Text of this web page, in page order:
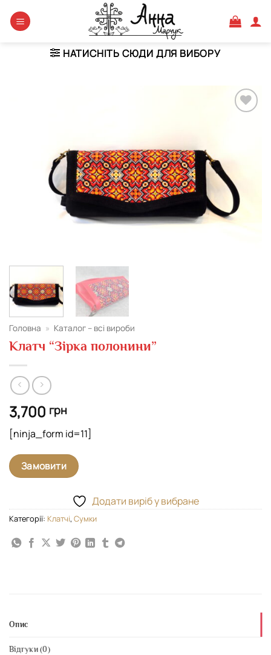
НАТИСНІТЬ СЮДИ ДЛЯ ВИБОРУ
Головна » Каталог – всі вироби
Клатч “Зірка полонини”
3,700 грн
[ninja_form id=11]
Замовити
Додати виріб у вибране
Категорії: Kлатчі, Сумки
Опис
Відгуки (0)